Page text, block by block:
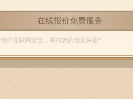
在线报价免费服务
维护互联网安全，将对您的信息保密*